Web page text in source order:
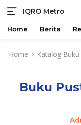
IQRO Metro
Lets
Bright
Home Berita
Home Katalog Buku
Buku